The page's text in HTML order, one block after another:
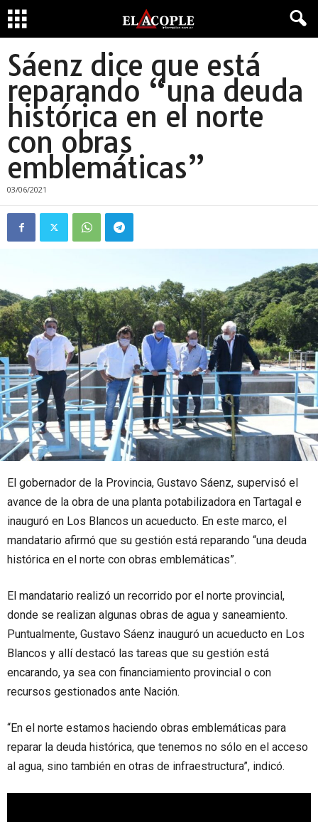
Sáenz dice que está
reparando “una deuda
histórica en el norte
con obras
emblemáticas”
03/06/2021
El gobernador de la Provincia, Gustavo Sáenz, supervisó el
avance de la obra de una planta potabilizadora en Tartagal e
inauguró en Los Blancos un acueducto. En este marco, el
mandatario afirmó que su gestión está reparando “una deuda
histórica en el norte con obras emblemáticas”.
El mandatario realizó un recorrido por el norte provincial,
donde se realizan algunas obras de agua y saneamiento.
Puntualmente, Gustavo Sáenz inauguró un acueducto en Los
Blancos y allí destacó las tareas que su gestión está
encarando, ya sea con financiamiento provincial o con
recursos gestionados ante Nación.
“En el norte estamos haciendo obras emblemáticas para
reparar la deuda histórica, que tenemos no sólo en el acceso
al agua, sino también en otras de infraestructura”, indicó.